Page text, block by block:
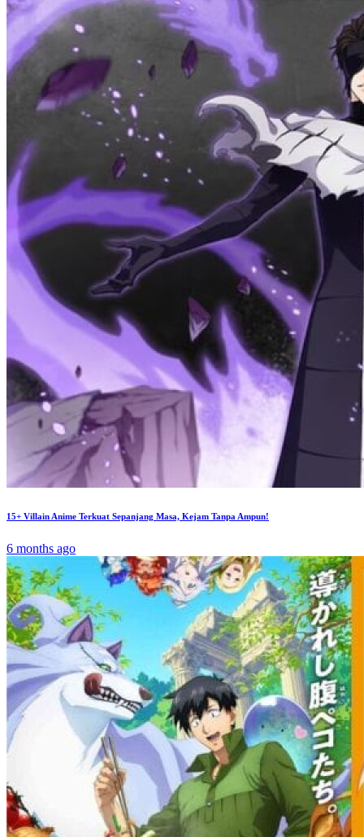
15+ Villain Anime Terkuat Sepanjang Masa, Kejam Tanpa Ampun!
6 months ago